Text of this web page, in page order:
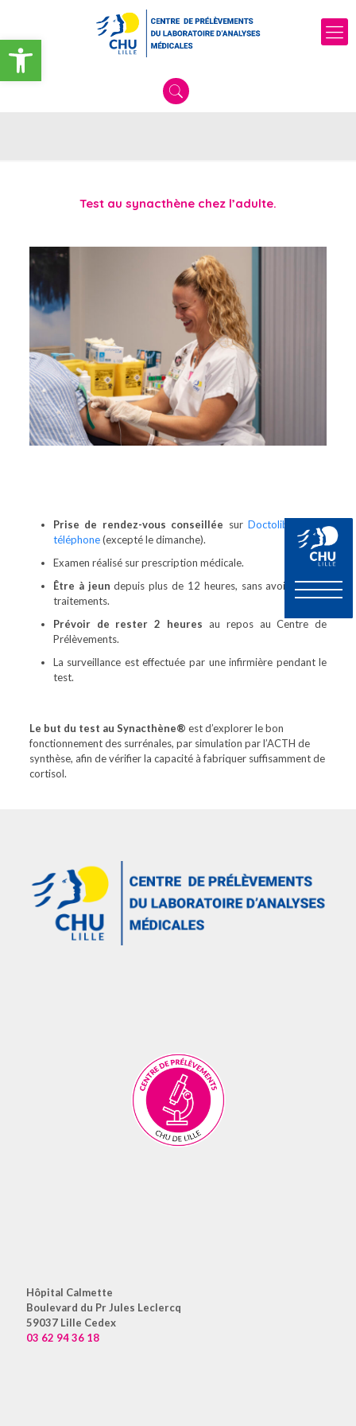
Ouvrir la barre d’outils
Test au synacthène chez l’adulte.
Prise de rendez-vous conseillée surDoctolib
ou par
téléphone(excepté le dimanche).
Examen réalisé sur prescription médicale.
Être à jeun depuis plus de 12 heures, sans avoir pris de
traitements.
Prévoir de rester 2 heures au repos au Centre de
Prélèvements.
La surveillance est effectuée par une infirmière pendant le
test.
Le but du test au Synacthène® est d’explorer le bon
fonctionnement des surrénales, par simulation par l’ACTH de
synthèse, afin de vérifier la capacité à fabriquer suffisamment de
cortisol.
Hôpital Calmette
Boulevard du Pr Jules Leclercq
59037 Lille Cedex
03 62 94 36 18